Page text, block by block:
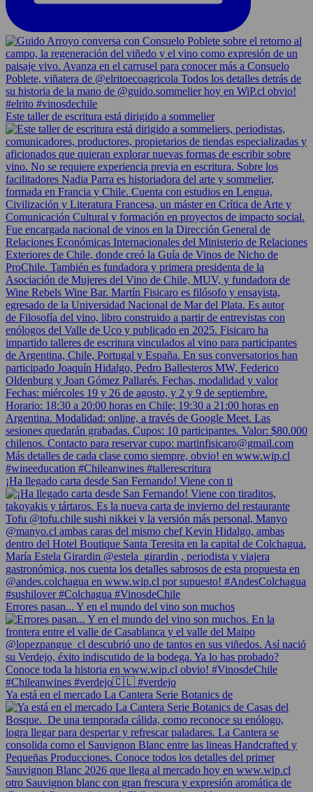
Este taller de escritura está dirigido a sommelier
¡Ha llegado carta desde San Fernando! Viene con ti
Errores pasan... Y en el mundo del vino son muchos
Ya está en el mercado La Cantera Serie Botanics de